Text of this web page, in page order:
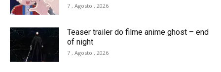
7 , Agosto , 2026
Teaser trailer do filme anime ghost – end
of night
7 , Agosto , 2026